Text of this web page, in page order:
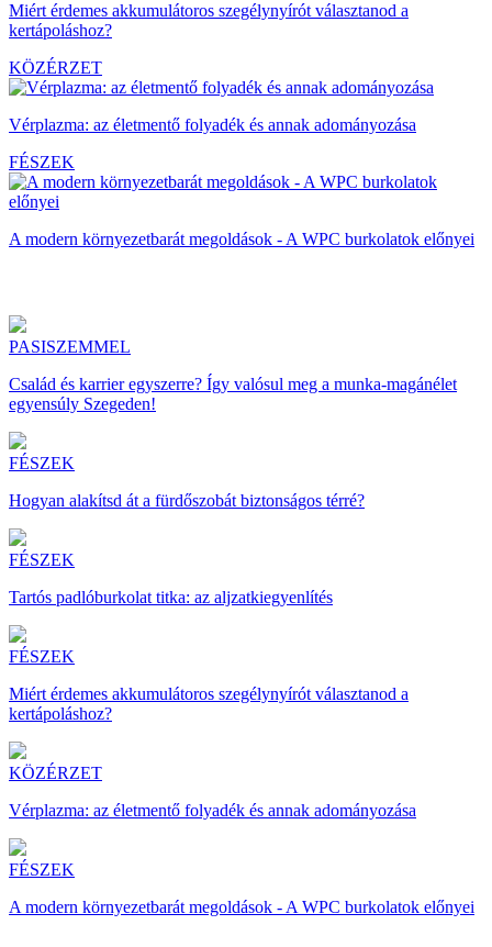
Miért érdemes akkumulátoros szegélynyírót választanod a
kertápoláshoz?
KÖZÉRZET
Vérplazma: az életmentő folyadék és annak adományozása
FÉSZEK
A modern környezetbarát megoldások - A WPC burkolatok előnyei
PASISZEMMEL
Család és karrier egyszerre? Így valósul meg a munka-magánélet
egyensúly Szegeden!
FÉSZEK
Hogyan alakítsd át a fürdőszobát biztonságos térré?
FÉSZEK
Tartós padlóburkolat titka: az aljzatkiegyenlítés
FÉSZEK
Miért érdemes akkumulátoros szegélynyírót választanod a
kertápoláshoz?
KÖZÉRZET
Vérplazma: az életmentő folyadék és annak adományozása
FÉSZEK
A modern környezetbarát megoldások - A WPC burkolatok előnyei